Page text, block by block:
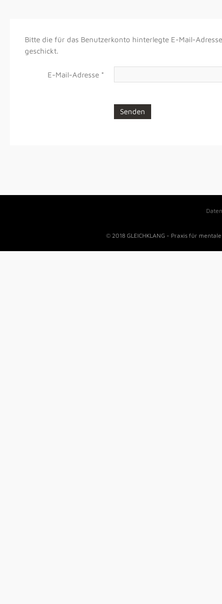
Bitte die für das Benutzerkonto hinterlegte E-Mail-
geschickt.
E-Mail-Adresse *
Senden
© 2018 GLEICHKLANG - Praxis für